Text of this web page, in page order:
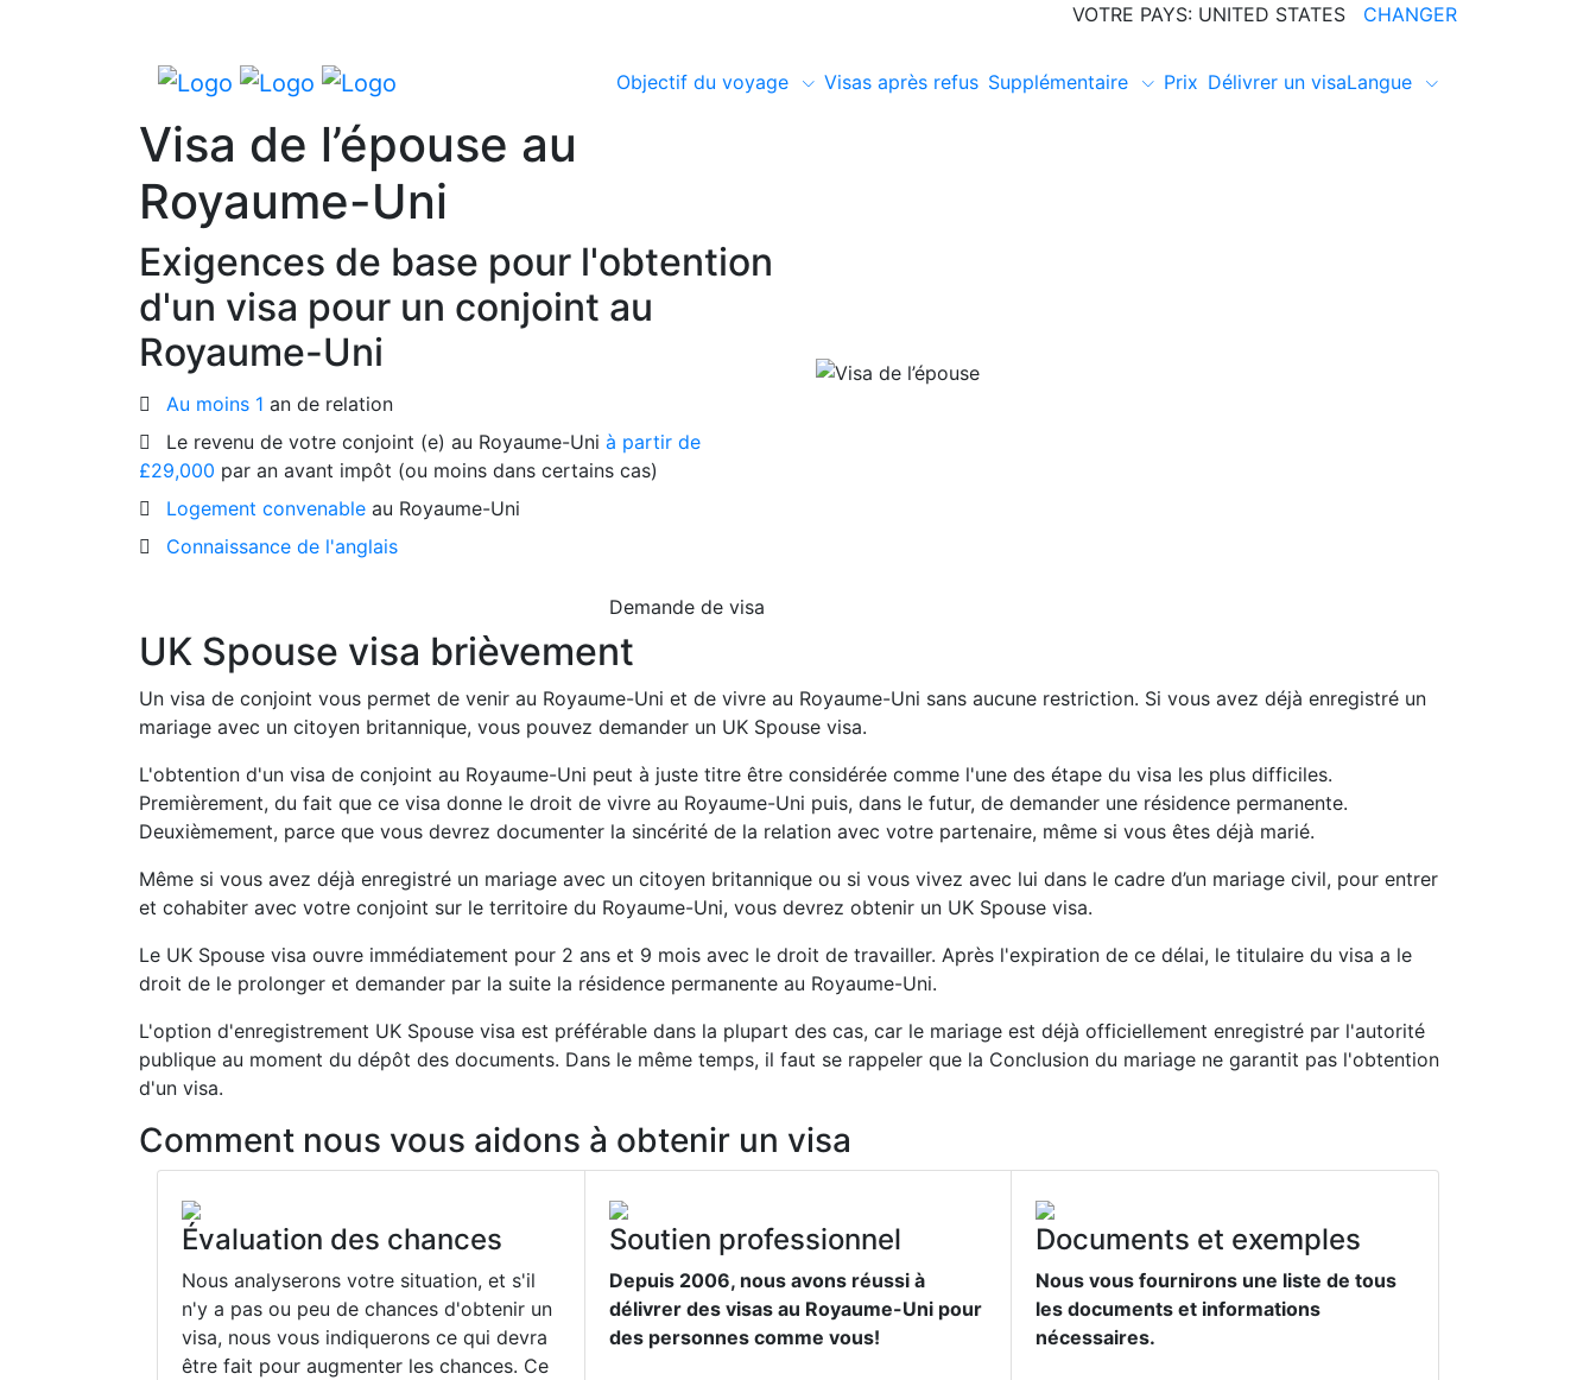
VOTRE PAYS: UNITED STATES CHANGER
Objectif du voyage Visas après refus Supplémentaire Prix Délivrer un visaLangue
Visa de l’épouse au
Royaume-Uni
Exigences de base pour l'obtention
d'un visa pour un conjoint au
Royaume-Uni
Au moins 1 an de relation
Le revenu de votre conjoint (e) au Royaume-Uni à partir de
£29,000 par an avant impôt (ou moins dans certains cas)
Logement convenable au Royaume-Uni
Connaissance de l'anglais
Demande de visa
UK Spouse visa brièvement
Un visa de conjoint vous permet de venir au Royaume-Uni et de vivre au Royaume-Uni sans aucune restriction. Si vous avez déjà enregistré un
mariage avec un citoyen britannique, vous pouvez demander un UK Spouse visa.
L'obtention d'un visa de conjoint au Royaume-Uni peut à juste titre être considérée comme l'une des étape du visa les plus difficiles.
Premièrement, du fait que ce visa donne le droit de vivre au Royaume-Uni puis, dans le futur, de demander une résidence permanente.
Deuxièmement, parce que vous devrez documenter la sincérité de la relation avec votre partenaire, même si vous êtes déjà marié.
Même si vous avez déjà enregistré un mariage avec un citoyen britannique ou si vous vivez avec lui dans le cadre d’un mariage civil, pour entrer
et cohabiter avec votre conjoint sur le territoire du Royaume-Uni, vous devrez obtenir un UK Spouse visa.
Le UK Spouse visa ouvre immédiatement pour 2 ans et 9 mois avec le droit de travailler. Après l'expiration de ce délai, le titulaire du visa a le
droit de le prolonger et demander par la suite la résidence permanente au Royaume-Uni.
L'option d'enregistrement UK Spouse visa est préférable dans la plupart des cas, car le mariage est déjà officiellement enregistré par l'autorité
publique au moment du dépôt des documents. Dans le même temps, il faut se rappeler que la Conclusion du mariage ne garantit pas l'obtention
d'un visa.
Comment nous vous aidons à obtenir un visa
Évaluation des chances
Nous analyserons votre situation, et s'il
n'y a pas ou peu de chances d'obtenir un
visa, nous vous indiquerons ce qui devra
être fait pour augmenter les chances. Ce
Soutien professionnel
Depuis 2006, nous avons réussi à
délivrer des visas au Royaume-Uni pour
des personnes comme vous!
Documents et exemples
Nous vous fournirons une liste de tous
les documents et informations
nécessaires.